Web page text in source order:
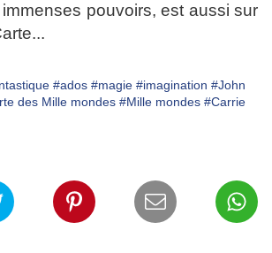
pouvoirs, est aussi sur
#ados #magie #imagination #John
des Mille mondes #Mille mondes #Carrie